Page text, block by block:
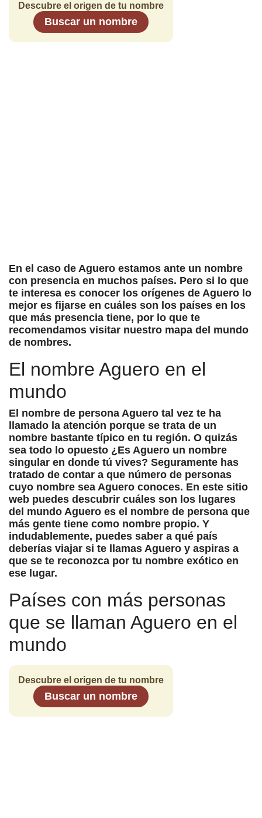
Descubre el origen de tu nombre
Buscar un nombre
En el caso de Aguero estamos ante un nombre
con presencia en muchos países. Pero si lo que
te interesa es conocer los orígenes de Aguero lo
mejor es fijarse en cuáles son los países en los
que más presencia tiene, por lo que te
recomendamos visitar nuestro mapa del mundo
de nombres.
El nombre Aguero en el
mundo
El nombre de persona Aguero tal vez te ha
llamado la atención porque se trata de un
nombre bastante típico en tu región. O quizás
sea todo lo opuesto ¿Es Aguero un nombre
singular en donde tú vives? Seguramente has
tratado de contar a que número de personas
cuyo nombre sea Aguero conoces. En este sitio
web puedes descubrir cuáles son los lugares
del mundo Aguero es el nombre de persona que
más gente tiene como nombre propio. Y
indudablemente, puedes saber a qué país
deberías viajar si te llamas Aguero y aspiras a
que se te reconozca por tu nombre exótico en
ese lugar.
Países con más personas
que se llaman Aguero en el
mundo
Descubre el origen de tu nombre
Buscar un nombre